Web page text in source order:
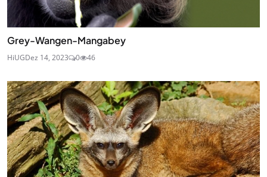
Grey-Wangen-Mangabey
HiUGDez 14, 2023 0 46